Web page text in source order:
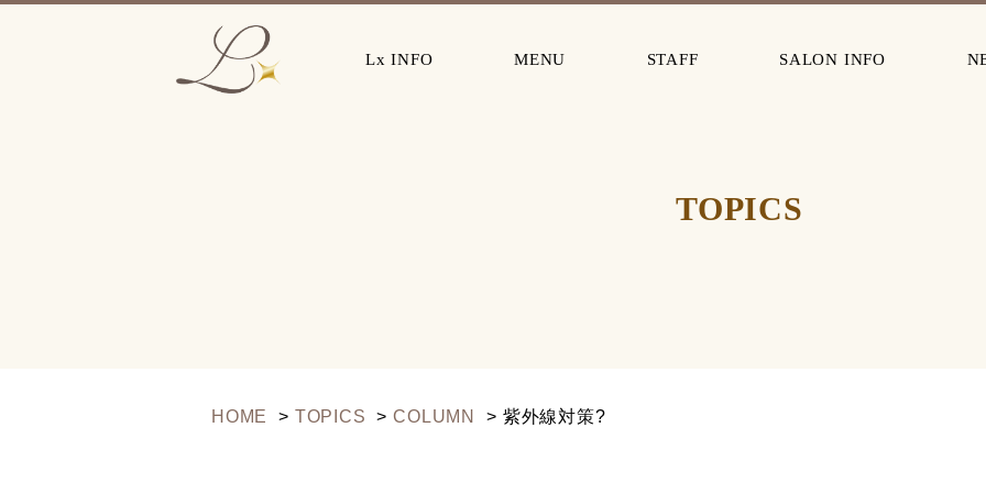
Lx INFO MENU STAFF SALON INFO
TOPICS
HOME TOPICS COLUMN 紫外線対策?